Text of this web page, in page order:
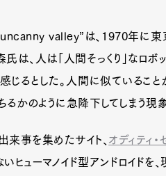
uncanny valley”は、1970年に
氏は、人は「人間そっくり」なロ
じるとした。人間に似ているこ
かのように急降下してしまう現
事を集めたサイト、 オディティ・
ヒューマノイド型アンドロイド